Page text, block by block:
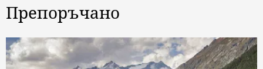
Препоръчано